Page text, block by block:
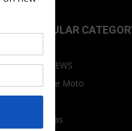
POPULAR
TOPNEWS
Carro e Moto
Notícias